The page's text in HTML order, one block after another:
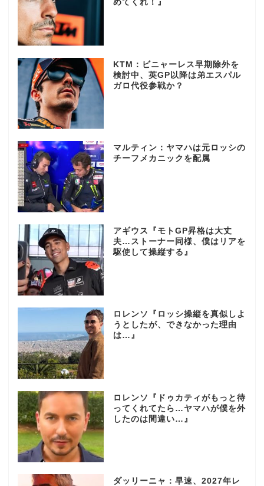
めてくれ！』
KTM：ビニャーレス早期除外を
検討中、英GP以降は弟エスパル
ガロ代役参戦か？
マルティン：ヤマハは元ロッシの
チーフメカニックを配属
アギウス『モトGP昇格は大丈
夫…ストーナー同様、僕はリアを
駆使して操縦する』
ロレンソ『ロッシ操縦を真似しよ
うとしたが、できなかった理由
は…』
ロレンソ『ドゥカティがもっと待
ってくれてたら…ヤマハが僕を外
したのは間違い…』
ダッリーニャ：早速、2027年レ